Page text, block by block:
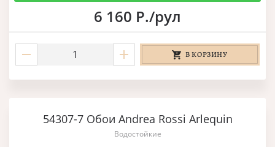
6 160 Р./рул
В КОРЗИНУ
54307-7 Обои Andrea Rossi Arlequin
Водостойкие